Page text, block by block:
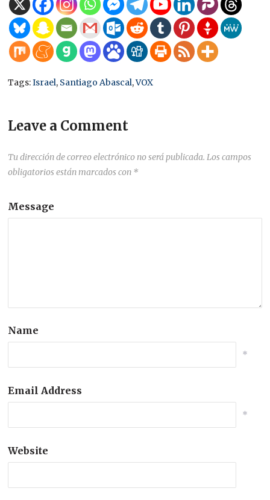
Tags:Israel, Santiago Abascal,VOX
Leave a Comment
Tu dirección de correo electrónico no será publicada. Los campos
obligatorios están marcados con *
Message
Name
*
Email Address
*
Website